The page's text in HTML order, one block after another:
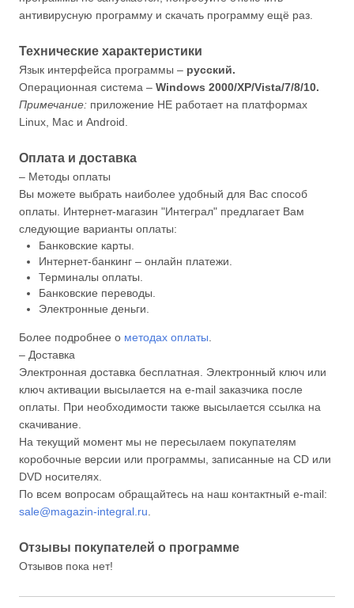
антивирусную программу и скачать программу ещё раз.
Технические характеристики
Язык интерфейса программы – русский.
Операционная система – Windows 2000/XP/Vista/7/8/10.
Примечание: приложение НЕ работает на платформах
Linux, Mac и Android.
Оплата и доставка
– Методы оплаты
Вы можете выбрать наиболее удобный для Вас способ
оплаты. Интернет-магазин "Интеграл" предлагает Вам
следующие варианты оплаты:
Банковские карты.
Интернет-банкинг – онлайн платежи.
Терминалы оплаты.
Банковские переводы.
Электронные деньги.
Более подробнее о методах оплаты
– Доставка
Электронная доставка бесплатная. Электронный ключ или
ключ активации высылается на e-mail заказчика после
оплаты. При необходимости также высылается ссылка на
скачивание.
На текущий момент мы не пересылаем покупателям
коробочные версии или программы, записанные на CD или
DVD носителях.
По всем вопросам обращайтесь на наш контактный e-mail:
sale@magazin-integral.ru
Отзывы покупателей о программе
Отзывов пока нет!